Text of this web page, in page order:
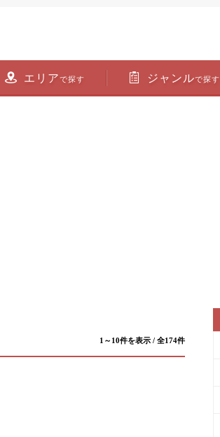
エリアで探す ジャンルで探す
1～10件を表示 / 全174件